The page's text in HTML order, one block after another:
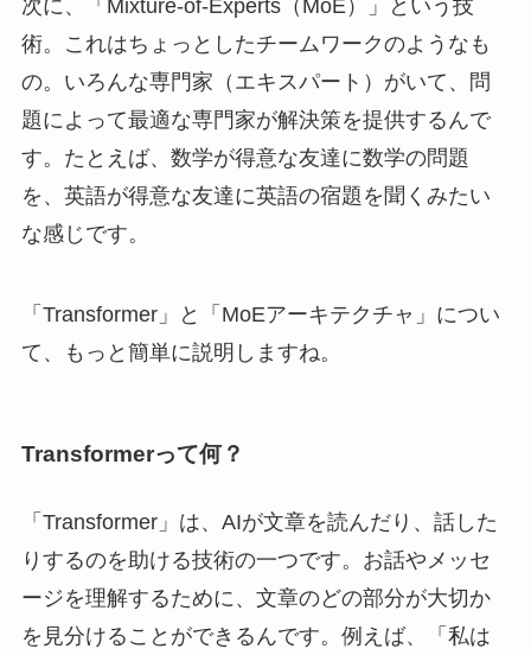
次に、「Mixture-of-Experts（MoE）」という技
術。これはちょっとしたチームワークのようなも
の。いろんな専門家（エキスパート）がいて、問
題によって最適な専門家が解決策を提供するんで
す。たとえば、数学が得意な友達に数学の問題
を、英語が得意な友達に英語の宿題を聞くみたい
な感じです。
「Transformer」と「MoEアーキテクチャ」につい
て、もっと簡単に説明しますね。
Transformerって何？
「Transformer」は、AIが文章を読んだり、話した
りするのを助ける技術の一つです。お話やメッセ
ージを理解するために、文章のどの部分が大切か
を見分けることができるんです。例えば、「私は